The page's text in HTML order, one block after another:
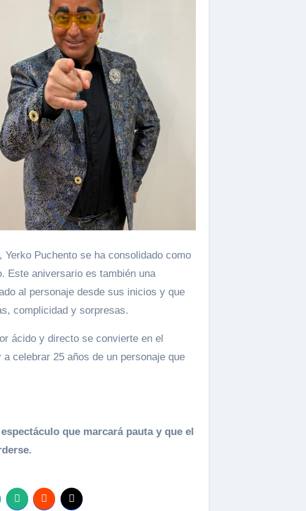
Puchento se ha consolidado como
Este aniversario es también una
al personaje desde sus inicios y que
complicidad y sorpresas.
ácido y directo se convierte en el
celebrar 25 años de un personaje que
que marcará pauta y que el